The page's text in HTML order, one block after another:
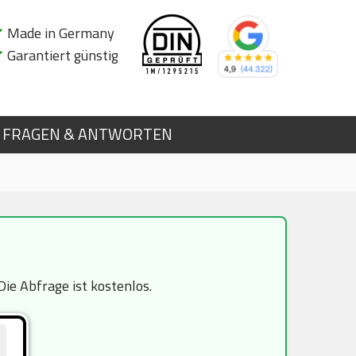
Made in Germany
Garantiert günstig
FRAGEN & ANTWORTEN
Abfrage ist kostenlos.